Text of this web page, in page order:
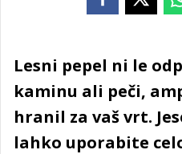
Lesni pepel ni le
kaminu ali peči,
hranil za vaš vrt.
lahko uporabite